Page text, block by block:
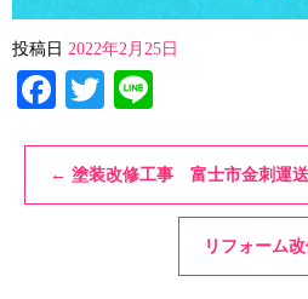
投稿日 2022年2月25日
Facebook
Twitter
← 塗装改修工事 富士市金刺運
リフォーム